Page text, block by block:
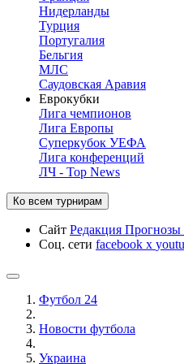
Нидерланды
Турция
Португалия
Бельгия
МЛС
Саудовская Аравия
Еврокубки
Лига чемпионов
Лига Европы
Суперкубок УЕФА
Лига конференций
ЛЧ - Top News
Ко всем турнирам
Сайт Редакция Прогнозы
Соц. сети facebook x
Футбол 24
Новости футбола
Украина